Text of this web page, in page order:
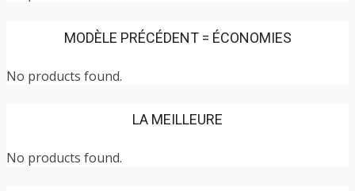
MODÈLE PRÉCÉDENT = ÉCONOMIES
No products found.
LA MEILLEURE
No products found.